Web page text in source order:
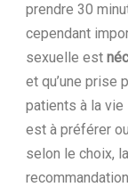
prendre 30
cependant
sexuelle est
et qu’une prise
patients à la vie
est à préférer
selon le choix,